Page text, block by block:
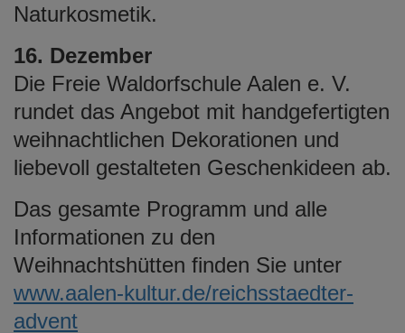
Naturkosmetik.
16. Dezember
Die Freie Waldorfschule Aalen e. V.
rundet das Angebot mit handgefertigten
weihnachtlichen Dekorationen und
liebevoll gestalteten Geschenkideen ab.
Das gesamte Programm und alle
Informationen zu den
Weihnachtshütten finden Sie unter
www.aalen-kultur.de/reichsstaedter-
advent